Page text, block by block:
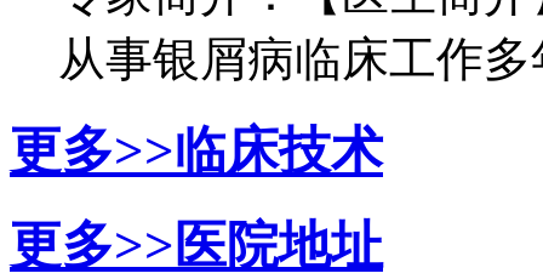
从事银屑病临床工作多
更多>>临床技术
更多>>医院地址